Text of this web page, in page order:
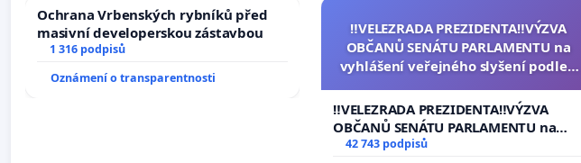
Ochrana Vrbenských rybníků před
masivní developerskou zástavbou
1 316 podpisů
Oznámení o transparentnosti
‼️VELEZRADA PREZIDENTA‼️VÝZVA
OBČANŮ SENÁTU PARLAMENTU na
vyhlášení veřejného slyšení podle §
na přijetí usnesení k podání ústavní
žaloby na prezidenta republiky
‼️VELEZRADA PREZIDENTA‼️VÝZVA
OBČANŮ SENÁTU PARLAMENTU na
vyhlášení veřejného slyšení podle §
42 743 podpisů